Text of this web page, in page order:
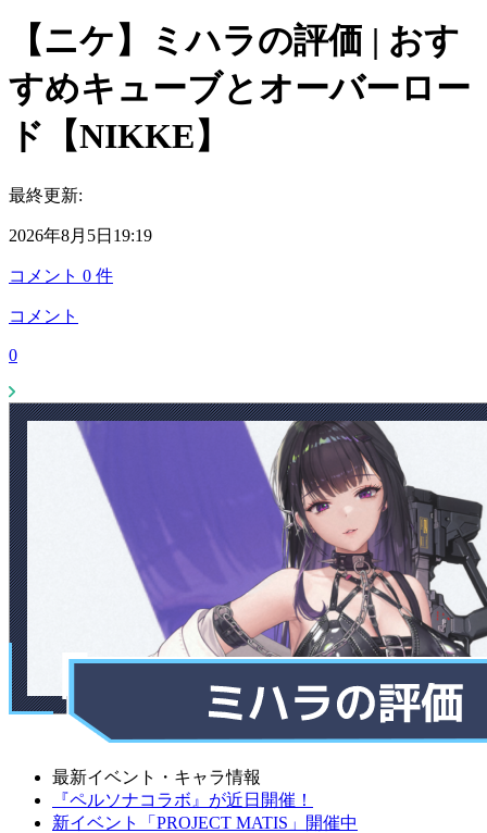
【ニケ】ミハラの評価 | おす
すめキューブとオーバーロー
ド【NIKKE】
最終更新:
2026年8月5日19:19
コメント 0 件
コメント
0
最新イベント・キャラ情報
『ペルソナコラボ』が近日開催！
新イベント「PROJECT MATIS」開催中